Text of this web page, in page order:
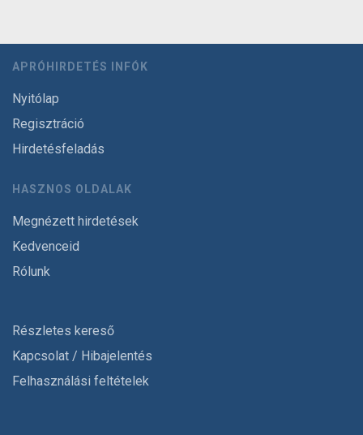
APRÓHIRDETÉS INFÓK
Nyitólap
Regisztráció
Hirdetésfeladás
HASZNOS OLDALAK
Megnézett hirdetések
Kedvenceid
Rólunk
Részletes kereső
Kapcsolat / Hibajelentés
Felhasználási feltételek